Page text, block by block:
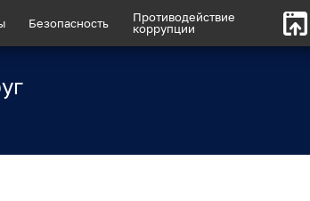
Безопасность
Противодействие
коррупции